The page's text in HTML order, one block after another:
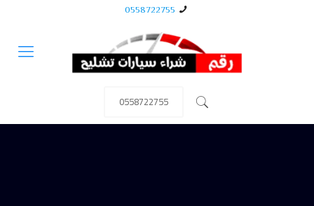
0558722755
0558722755